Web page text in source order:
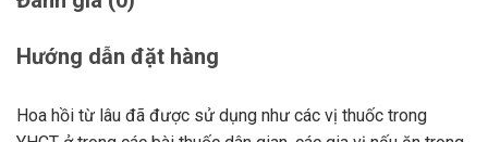
Hướng dẫn đặt hàng
Hoa hồi từ lâu đã được sử dụng như các vị thuốc trong